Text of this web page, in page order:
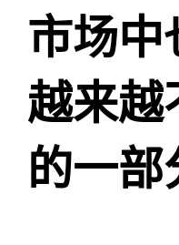
市场中
越来越
的一部